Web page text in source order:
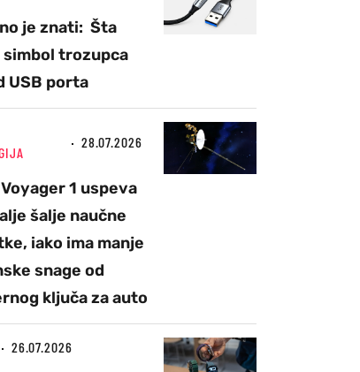
je znati: Šta
simbol trozupca
USB porta
28.07.2026
1 uspeva
šalje naučne
iako ima manje
snage od
ključa za auto
26.07.2026